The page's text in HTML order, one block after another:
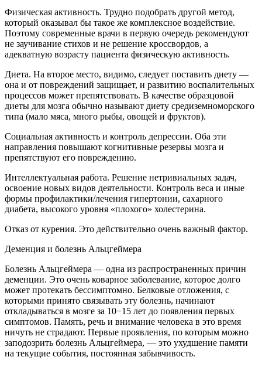
Физическая активность. Трудно подобрать другой метод,
который оказывал бы такое же комплексное воздействие.
Поэтому современные врачи в первую очередь рекомендуют
не заучивание стихов и не решение кроссвордов, а
адекватную возрасту пациента физическую активность.
Диета. На второе место, видимо, следует поставить диету —
она и от повреждений защищает, и развитию воспалительных
процессов может препятствовать. В качестве образцовой
диеты для мозга обычно называют диету средиземноморского
типа (мало мяса, много рыбы, овощей и фруктов).
Социальная активность и контроль депрессии. Оба эти
направления повышают когнитивные резервы мозга и
препятствуют его повреждению.
Интеллектуальная работа. Решение нетривиальных задач,
освоение новых видов деятельности. Контроль веса и иные
формы профилактики/лечения гипертонии, сахарного
диабета, высокого уровня «плохого» холестерина.
Отказ от курения. Это действительно очень важный фактор.
Деменция и болезнь Альцгеймера
Болезнь Альцгеймера — одна из распространенных причин
деменции. Это очень коварное заболевание, которое долго
может протекать бессимптомно. Белковые отложения, с
которыми принято связывать эту болезнь, начинают
откладываться в мозге за 10−15 лет до появления первых
симптомов. Память, речь и внимание человека в это время
ничуть не страдают. Первые проявления, по которым можно
заподозрить болезнь Альцгеймера, — это ухудшение памяти
на текущие события, постоянная забывчивость.